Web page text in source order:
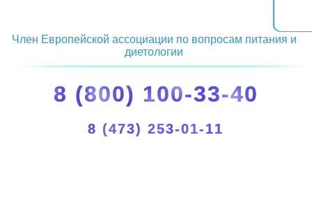
Член Европейской ассоциации по вопросам питания и
диетологии
8 (800) 100-33-40
8 (473) 253-01-11